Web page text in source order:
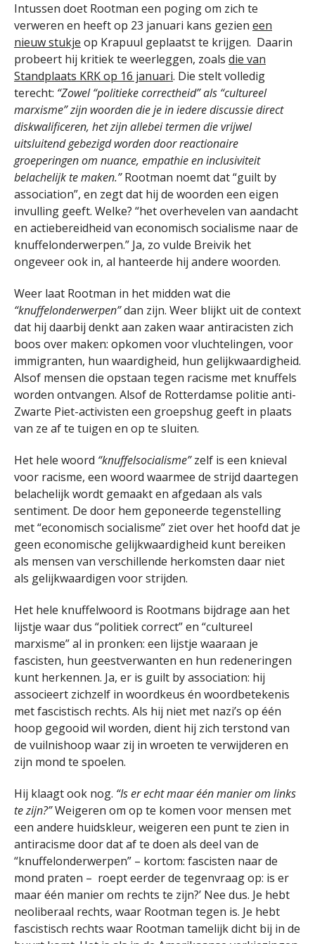
Intussen doet Rootman een poging om zich te
verweren en heeft op 23 januari kans gezien een
nieuw stukje op Krapuul geplaatst te krijgen. Daarin
probeert hij kritiek te weerleggen, zoals die van
Standplaats KRK op 16 januari. Die stelt volledig
terecht: “Zowel “politieke correctheid” als “cultureel
marxisme” zijn woorden die je in iedere discussie direct
diskwalificeren, het zijn allebei termen die vrijwel
uitsluitend gebezigd worden door reactionaire
groeperingen om nuance, empathie en inclusiviteit
belachelijk te maken.”Rootman noemt dat “guilt by
association”, en zegt dat hij de woorden een eigen
invulling geeft. Welke? “het overhevelen van aandacht
en actiebereidheid van economisch socialisme naar de
knuffelonderwerpen.” Ja, zo vulde Breivik het
ongeveer ook in, al hanteerde hij andere woorden.
Weer laat Rootman in het midden wat die
“knuffelonderwerpen”dan zijn. Weer blijkt uit de context
dat hij daarbij denkt aan zaken waar antiracisten zich
boos over maken: opkomen voor vluchtelingen, voor
immigranten, hun waardigheid, hun gelijkwaardigheid.
Alsof mensen die opstaan tegen racisme met knuffels
worden ontvangen. Alsof de Rotterdamse politie anti-
Zwarte Piet-activisten een groepshug geeft in plaats
van ze af te tuigen en op te sluiten.
Het hele woord “knuffelsocialisme”zelf is een knieval
voor racisme, een woord waarmee de strijd daartegen
belachelijk wordt gemaakt en afgedaan als vals
sentiment. De door hem geponeerde tegenstelling
met “economisch socialisme” ziet over het hoofd dat je
geen economische gelijkwaardigheid kunt bereiken
als mensen van verschillende herkomsten daar niet
als gelijkwaardigen voor strijden.
Het hele knuffelwoord is Rootmans bijdrage aan het
lijstje waar dus “politiek correct” en “cultureel
marxisme” al in pronken: een lijstje waaraan je
fascisten, hun geestverwanten en hun redeneringen
kunt herkennen. Ja, er is guilt by association: hij
associeert zichzelf in woordkeus én woordbetekenis
met fascistisch rechts. Als hij niet met nazi’s op één
hoop gegooid wil worden, dient hij zich terstond van
de vuilnishoop waar zij in wroeten te verwijderen en
zijn mond te spoelen.
Hij klaagt ook nog. “Is er echt maar één manier om links
te zijn?”Weigeren om op te komen voor mensen met
een andere huidskleur, weigeren een punt te zien in
antiracisme door dat af te doen als deel van de
“knuffelonderwerpen” – kortom: fascisten naar de
mond praten – roept eerder de tegenvraag op: is er
maar één manier om rechts te zijn?’ Nee dus. Je hebt
neoliberaal rechts, waar Rootman tegen is. Je hebt
fascistisch rechts waar Rootman tamelijk dicht bij in de